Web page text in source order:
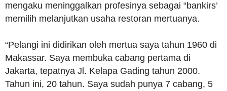
mengaku meninggalkan profesinya sebagai “bankirs’
memilih melanjutkan usaha restoran mertuanya.
“Pelangi ini didirikan oleh mertua saya tahun 1960 di
Makassar. Saya membuka cabang pertama di
Jakarta, tepatnya Jl. Kelapa Gading tahun 2000.
Tahun ini, 20 tahun. Saya sudah punya 7 cabang, 5